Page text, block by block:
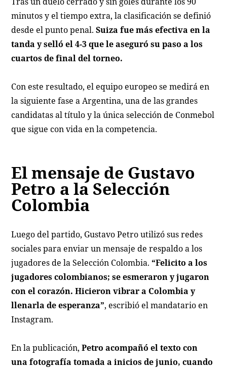
minutos y el tiempo extra, la clasificación se definió
desde el punto penal.Suiza fue más efectiva en la
tanda y selló el 4-3 que le aseguró su paso a los
cuartos de final del torneo.
Con este resultado, el equipo europeo se medirá en
la siguiente fase a Argentina, una de las grandes
candidatas al título y la única selección de Conmebol
que sigue con vida en la competencia.
El mensaje de Gustavo
Petro a la Selección
Colombia
Luego del partido, Gustavo Petro utilizó sus redes
sociales para enviar un mensaje de respaldo a los
jugadores de la Selección Colombia. “Felicito a los
jugadores colombianos; se esmeraron y jugaron
con el corazón. Hicieron vibrar a Colombia y
llenarla de esperanza”, escribió el mandatario en
Instagram.
En la publicación,Petro acompañó el texto con
una fotografía tomada a inicios de junio, cuando